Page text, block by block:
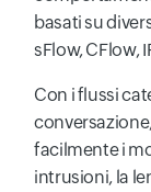
basati su
sFlow, CFlow,
Con i flussi
facilmente i
intrusioni, la